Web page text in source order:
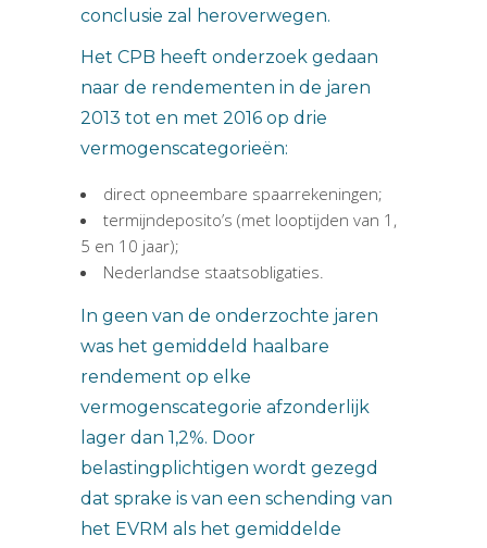
conclusie zal heroverwegen.
Het CPB heeft onderzoek gedaan
naar de rendementen in de jaren
2013 tot en met 2016 op drie
vermogenscategorieën:
direct opneembare spaarrekeningen;
termijndeposito’s (met looptijden van 1,
5 en 10 jaar);
Nederlandse staatsobligaties.
In geen van de onderzochte jaren
was het gemiddeld haalbare
rendement op elke
vermogenscategorie afzonderlijk
lager dan 1,2%. Door
belastingplichtigen wordt gezegd
dat sprake is van een schending van
het EVRM als het gemiddelde